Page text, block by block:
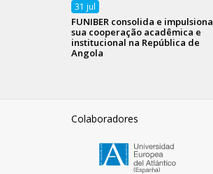
31 jul
FUNIBER consolida e impulsiona
sua cooperação acadêmica e
institucional na República de
Angola
Colaboradores